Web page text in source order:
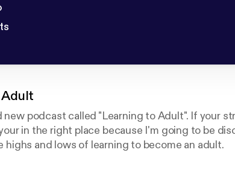
new podcast called "Learning to Adult". If your
in the right place because I'm going to be
highs and lows of learning to become an adult.